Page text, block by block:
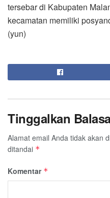
tersebar di Kabupaten
kecamatan memiliki
(yun)
Tinggalkan
Alamat email Anda tidak akan
ditandai *
Komentar *